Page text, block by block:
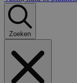
Zoeken